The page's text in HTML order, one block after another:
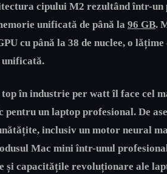
cipului M2 rezultând într-un
unificată de până la 96 GB.
cu până la 38 de nuclee, o
unificată.
în industrie per watt îl face cel
pentru un laptop profesional. De
inclusiv un motor neural
Mac mini într-unul
și capacitățile revoluționare ale